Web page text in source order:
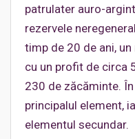
patrulater auro-
rezervele
timp de 20 de ani,
cu un profit de circa
230 de zăcăminte.
principalul element,
elementul secundar.